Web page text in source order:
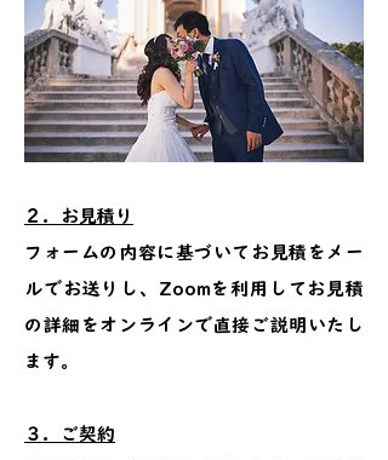
２．お見積り
フォームの内容に基づいてお見積をメー
ルでお送りし、Zoomを利用してお見積
の詳細をオンラインで直接ご説明いたし
ます。
３．​ご契約